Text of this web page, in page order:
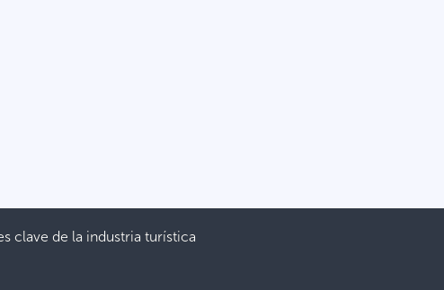
clave de la industria turística